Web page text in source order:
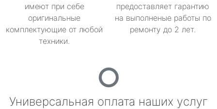
имеют при себе
оригинальные
комплектующие от любой
техники.
предоставляет гарантию
на выполненые работы по
ремонту до 2 лет.
Универсальная оплата наших услуг